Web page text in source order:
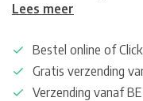
Lees meer
Bestel online of
Gratis verzending
Verzending vanaf